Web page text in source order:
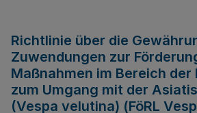
Richtlinie über die
Zuwendungen zur
Maßnahmen im Bereich
zum Umgang mit der
(Vespa velutina) (FöRL